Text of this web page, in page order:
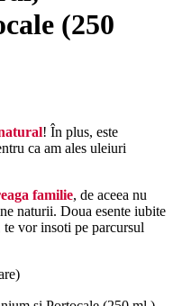
(250
! În plus, este
ca am ales uleiuri
familie, de aceea nu
naturii. Doua esente iubite
te vor insoti pe parcursul